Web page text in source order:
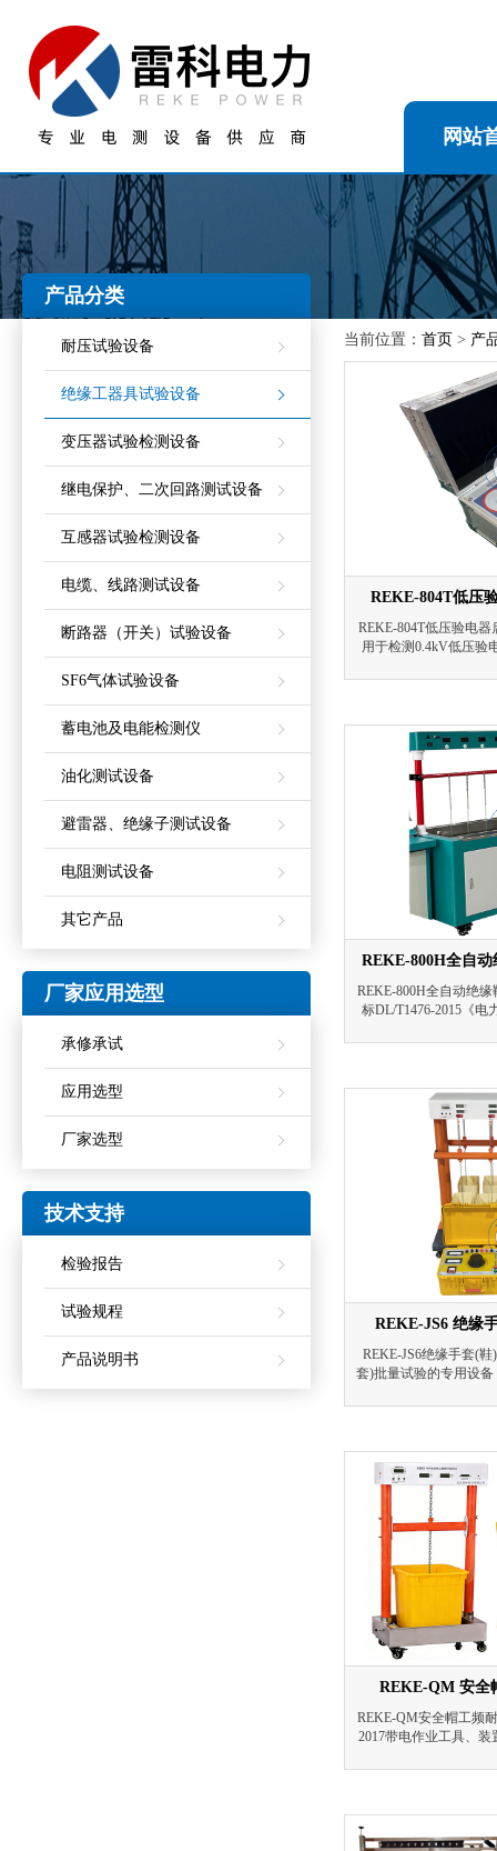
网站
当前位置： 首页 > 产
REKE-804T低压
REKE-804T低压验电
用于检测0.4kV低压验
准确测量0.4kV验电器
REKE-800H全自
REKE-800H全自动绝
标DL/T1476-2015《电
符合国标的要求。可以
REKE-JS6 绝缘
REKE-JS6绝缘手套(
套)批量试验的专用设
减轻了检测强度，保障
压等参数，可同时
REKE-QM 安全
REKE-QM安全帽工频
2017带电作业工具、
上研发而成。可以按要
为半年，试验时以无
产品分类
耐压试验设备
绝缘工器具试验设备
变压器试验检测设备
继电保护、二次回路测试设备
互感器试验检测设备
电缆、线路测试设备
断路器（开关）试验设备
SF6气体试验设备
蓄电池及电能检测仪
油化测试设备
避雷器、绝缘子测试设备
电阻测试设备
其它产品
厂家应用选型
承修承试
应用选型
厂家选型
技术支持
检验报告
试验规程
产品说明书